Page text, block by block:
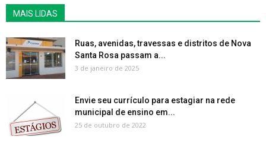
MAIS LIDAS
Ruas, avenidas, travessas e distritos de Nova
Santa Rosa passam a...
3 de janeiro de 2025
Envie seu currículo para estagiar na rede
municipal de ensino em...
25 de outubro de 2022